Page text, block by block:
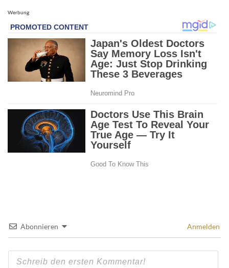
Werbung
Abonnieren Anmelden